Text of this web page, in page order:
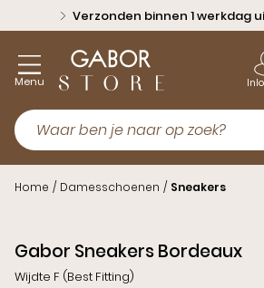
Verzonden binnen 1 werkdag
Menu
Home / Damesschoenen / Sneakers
Gabor Sneakers Bordeaux
Wijdte F (Best Fitting)